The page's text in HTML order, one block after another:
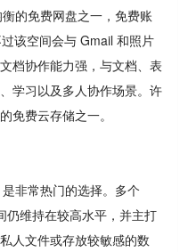
的免费网盘之一，免费账
该空间会与 Gmail 和照片
档协作能力强，与文档、表
学习以及多人协作场景。许
免费云存储之一。
非常热门的选择。多个
仍维持在较高水平，并主打
人文件或存放较敏感的数